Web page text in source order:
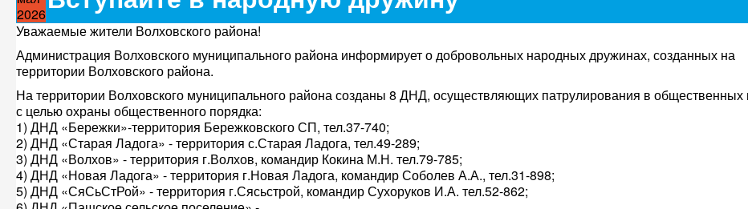
2026
Уважаемые жители Волховского района!
Администрация Волховского муниципального района информирует о добровольных народных дружинах, созданных на
территории Волховского района.
На территории Волховского муниципального района созданы 8 ДНД, осуществляющих патрулирования в общественных
с целью охраны общественного порядка:
1) ДНД «Бережки»-территория Бережковского СП, тел.37-740;
2) ДНД «Старая Ладога» - территория с.Старая Ладога, тел.49-289;
3) ДНД «Волхов» - территория г.Волхов, командир Кокина М.Н. тел.79-785;
4) ДНД «Новая Ладога» - территория г.Новая Ладога, командир Соболев А.А., тел.31-898;
5) ДНД «СяСьСтРой» - территория г.Сясьстрой, командир Сухоруков И.А. тел.52-862;